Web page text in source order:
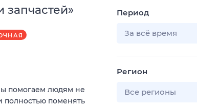
вместе
ТВ-программа
запчастей»
помогаем людям не
полностью поменять
Период
За всё время
Регион
Все регионы